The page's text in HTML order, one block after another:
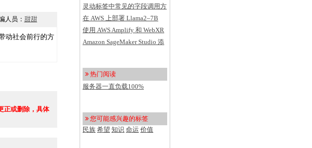
人员： 甜甜
动社会前行的方
正或删除，具体
sitemap方法
灵动标签中常见的字段调用方
法汇总
在 AWS 上部署 Llama2–7B
使用 AWS Amplify 和 WebXR
创建具有用户洞察的 VR 应用
Amazon SageMaker Studio 添
了用户入门
热门阅读
服务器一直负载100%
您可能感兴趣的标签
民族 希望 知识 命运 价值